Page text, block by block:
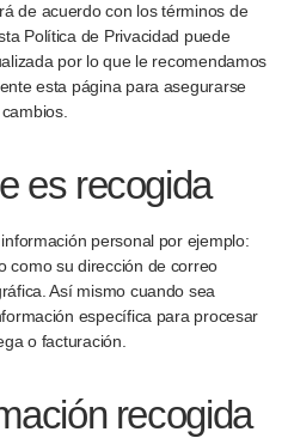
de acuerdo con los términos de
Política de Privacidad puede
por lo que le recomendamos
esta página para asegurarse
es recogida
personal por ejemplo:
como su dirección de correo
Así mismo cuando sea
específica para procesar
o facturación.
recogida